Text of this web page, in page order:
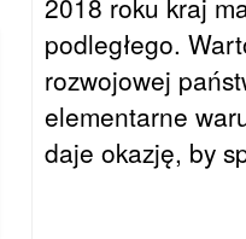
2018 roku kraj
podległego.
rozwojowej
elementarne
daje okazję, by